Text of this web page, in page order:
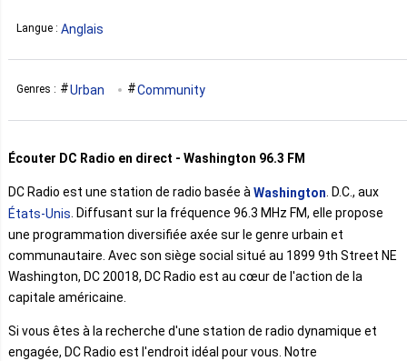
Langue : Anglais
Genres : Urban Community
Écouter DC Radio en direct - Washington 96.3 FM
DC Radio est une station de radio basée à Washington . D.C., aux
États-Unis. Diffusant sur la fréquence 96.3 MHz FM, elle propose
une programmation diversifiée axée sur le genre urbain et
communautaire. Avec son siège social situé au 1899 9th Street NE
Washington, DC 20018, DC Radio est au cœur de l'action de la
capitale américaine.
Si vous êtes à la recherche d'une station de radio dynamique et
engagée, DC Radio est l'endroit idéal pour vous. Notre